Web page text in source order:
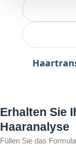
Erhalten Sie
Haaranalyse
Füllen Sie das